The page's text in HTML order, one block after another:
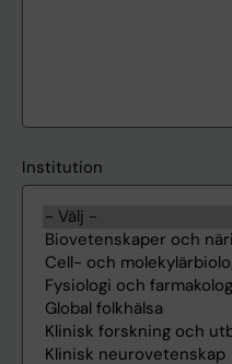
Institution